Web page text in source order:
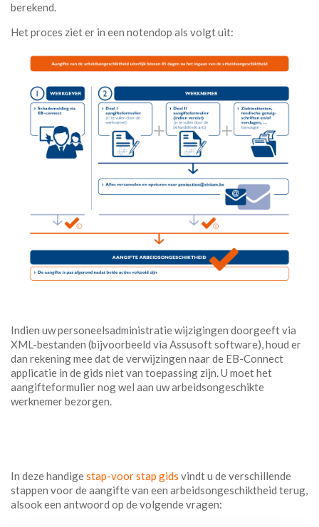
berekend.
Het proces ziet er in een notendop als volgt uit:
Indien uw personeelsadministratie wijzigingen doorgeeft via
XML-bestanden (bijvoorbeeld via Assusoft software), houd er
dan rekening mee dat de verwijzingen naar de EB-Connect
applicatie in de gids niet van toepassing zijn. U moet het
aangifteformulier nog wel aan uw arbeidsongeschikte
werknemer bezorgen.
In deze handigestap-voor stap gids vindt u de verschillende
stappen voor de aangifte van een arbeidsongeschiktheid terug,
alsook een antwoord op de volgende vragen: